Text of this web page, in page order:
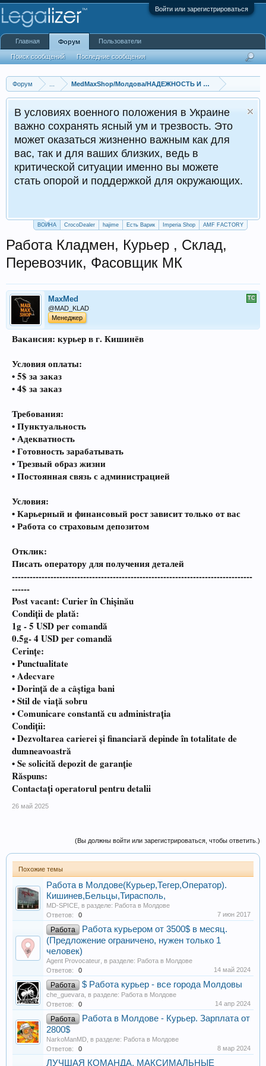
Войти или зарегистрироваться
Форум MedMaxShop/Молдова/НАДЕЖНОСТЬ И КАЧЕСТВО!!!/
В условиях военного положения в Украине
важно сохранять ясный ум и трезвость. Это
может оказаться жизненно важным как для
вас, так и для ваших близких, ведь в
критической ситуации именно вы можете
стать опорой и поддержкой для окружающих.
ВОЙНА CrocoDealer hajime Есть Варик Imperia Shop AMF FACTORY
Работа Кладмен, Курьер , Склад,
Перевозчик, Фасовщик МК
MaxMed
@MAD_KLAD
Менеджер
Вакансия: курьер в г. Кишинёв
Условия оплаты:
• 5$ за заказ
• 4$ за заказ
Требования:
• Пунктуальность
• Адекватность
• Готовность зарабатывать
• Трезвый образ жизни
• Постоянная связь с администрацией
Условия:
• Карьерный и финансовый рост зависит только от вас
• Работа со страховым депозитом
Отклик:
Писать оператору для получения деталей
---------------------------------------------------------------------------------
------
Post vacant: Curier în Chișinău
Condiții de plată:
1g - 5 USD per comandă
0.5g- 4 USD per comandă
Cerințe:
• Punctualitate
• Adecvare
• Dorință de a câștiga bani
• Stil de viață sobru
• Comunicare constantă cu administrația
Condiții:
• Dezvoltarea carierei și financiară depinde în totalitate de
dumneavoastră
• Se solicită depozit de garanție
Răspuns:
Contactați operatorul pentru detalii
26 май 2025
(Вы должны войти или зарегистрироваться, чтобы ответить.)
Похожие темы
Работа в Молдове(Курьер,Тегер,Оператор).
Кишинев,Бельцы,Тирасполь,
MD-SPICE , в разделе: Работа в Молдове
Ответов:
0 7 июн 2017
Работа
Работа курьером от 3500$ в месяц.
(Предложение ограничено, нужен только 1
человек)
Agent Provocateur , в разделе: Работа в Молдове
Ответов:
0 14 май 2024
Работа $ Работа курьер - все города Молдовы
che_guevara , в разделе: Работа в Молдове
Ответов:
0 14 апр 2024
Работа
Работа в Молдове - Курьер. Зарплата от
2800$
NarkoManMD , в разделе: Работа в Молдове
Ответов:
0 8 мар 2024
ЛУЧШАЯ КОМАНДА. МАКСИМАЛЬНЫЕ
Главная Форум
Поиск сообщений Последние сообщения
Пользователи